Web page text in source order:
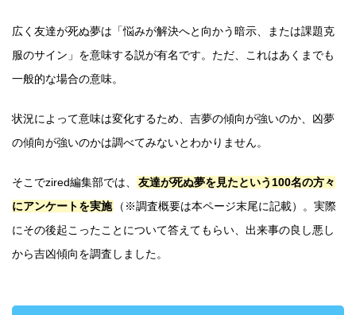
広く友達が死ぬ夢は「悩みが解決へと向かう暗示、または課題克
服のサイン」を意味する説が有名です。ただ、これはあくまでも
一般的な場合の意味。
状況によって意味は変化するため、吉夢の傾向が強いのか、凶夢
の傾向が強いのかは調べてみないとわかりません。
そこでzired編集部では、
友達が死ぬ夢を見たという100名の方々
にアンケートを実施
（※調査概要は本ページ末尾に記載）。実際
にその後起こったことについて答えてもらい、出来事の良し悪し
から吉凶傾向を調査しました。